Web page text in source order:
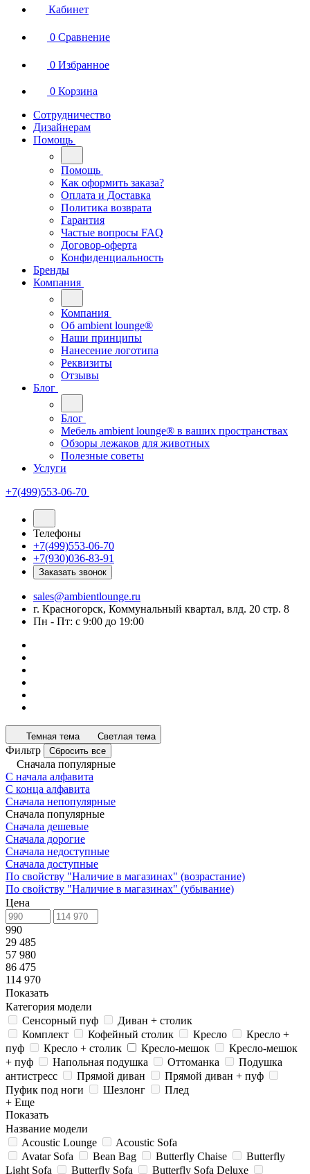
Кабинет
0 Сравнение
0 Избранное
0 Корзина
Сотрудничество
Дизайнерам
Помощь
Помощь
Как оформить заказа?
Оплата и Доставка
Политика возврата
Гарантия
Частые вопросы FAQ
Договор-оферта
Конфиденциальность
Бренды
Компания
Компания
Oб ambient lounge®
Наши принципы
Нанесение логотипа
Реквизиты
Отзывы
Блог
Блог
Мебель ambient lounge® в ваших пространствах
Обзоры лежаков для животных
Полезные советы
Услуги
+7(499)553-06-70
Телефоны
+7(499)553-06-70
+7(930)036-83-91
Заказать звонок
sales@ambientlounge.ru
г. Красногорск, Коммунальный квартал, влд. 20 стр. 8
Пн - Пт: с 9:00 до 19:00
Темная тема Светлая тема
Фильтр Сбросить все
Сначала популярные
С начала алфавита
С конца алфавита
Сначала непопулярные
Сначала популярные
Сначала дешевые
Сначала дорогие
Сначала недоступные
Сначала доступные
По свойству "Наличие в магазинах" (возрастание)
По свойству "Наличие в магазинах" (убывание)
Цена
990
29 485
57 980
86 475
114 970
Показать
Категория модели
Сенсорный пуф
Диван + столик
Комплект
Кофейный столик Кресло
Кресло +
пуф
Кресло + столик Кресло-мешок
Кресло-мешок
+ пуф
Напольная подушка Оттоманка
Подушка
антистресс
Прямой диван
Прямой диван + пуф
Пуфик под ноги
Шезлонг
Плед
+ Еще
Показать
Название модели
Acoustic Lounge
Acoustic Sofa
Avatar Sofa
Bean Bag Butterfly Chaise
Butterfly
Light Sofa
Butterfly Sofa Butterfly Sofa Deluxe